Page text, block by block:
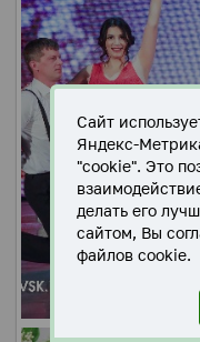
Сайт
Яндекс-
"cookie". Это
делать его
сайтом, Вы
файлов cookie.